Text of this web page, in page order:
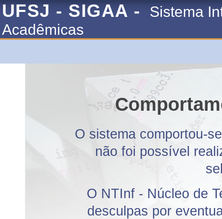
UFSJ - SIGAA -
Sistema
Acadêmicas
O sistema comportou-
não foi possível
O NTInf - Núcleo de
desculpas por